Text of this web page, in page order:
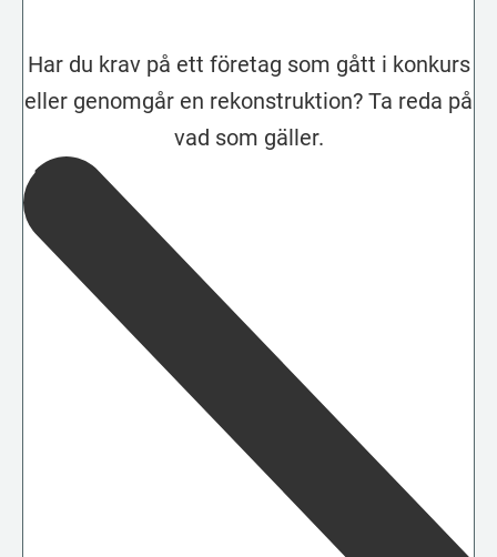
Har du krav på ett företag som gått i konkurs
eller genomgår en rekonstruktion? Ta reda på
vad som gäller.